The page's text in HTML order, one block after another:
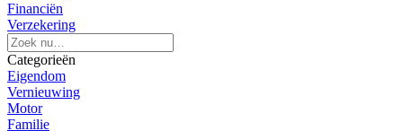
Financiën
Verzekering
Categorieën
Eigendom
Vernieuwing
Motor
Familie